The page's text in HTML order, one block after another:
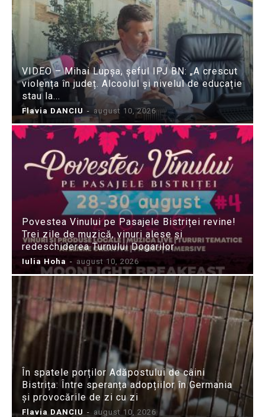
VIDEO – Mihai Lupșa, șeful IPJ BN: „A crescut
violența în județ. Alcoolul și nivelul de educație
stau la...
Flavia DANCIU - august 10, 2026
Povestea Vinului pe Pasajele Bistriței revine!
Trei zile de muzică, vinuri alese și
redeschiderea Turnului Dogarilor
Iulia Hoha - august 10, 2026
În spatele porților Adăpostului de câini
Bistrița: Între speranța adopțiilor în Germania
și provocările de zi cu zi
Flavia DANCIU - august 10, 2026